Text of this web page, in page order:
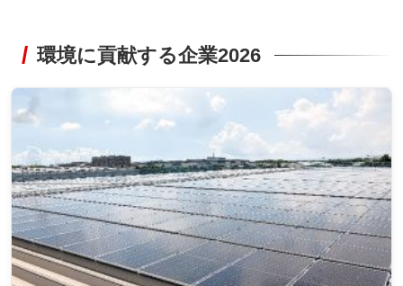
環境に貢献する企業2026